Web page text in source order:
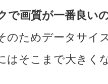
で画質が一番良い
のためデータサイ
はそこまで大きく